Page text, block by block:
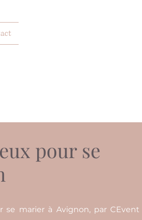
pour se
se marier à Avignon, par CEvent